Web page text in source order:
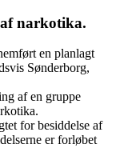
af narkotika.
en planlagt
Sønderborg,
af en gruppe
for besiddelse af
er forløbet